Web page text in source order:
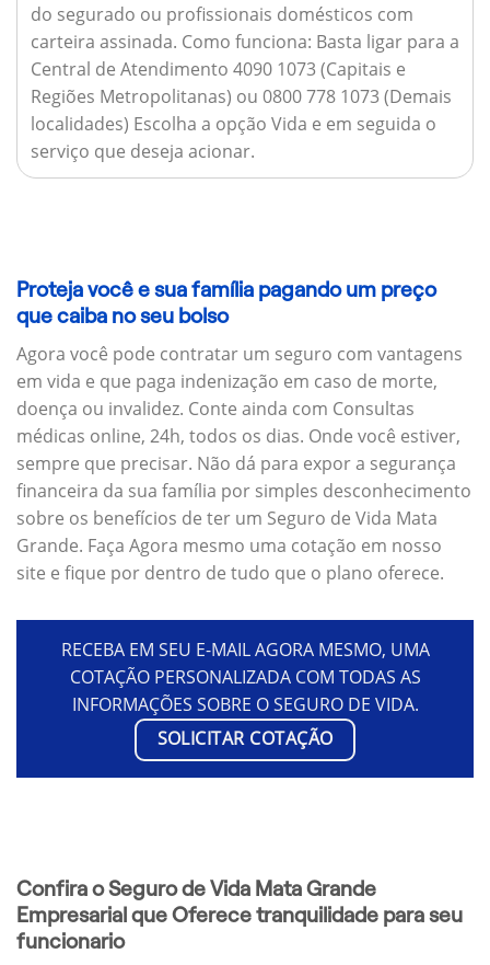
do segurado ou profissionais domésticos com
carteira assinada. Como funciona: Basta ligar para a
Central de Atendimento 4090 1073 (Capitais e
Regiões Metropolitanas) ou 0800 778 1073 (Demais
localidades) Escolha a opção Vida e em seguida o
serviço que deseja acionar.
Proteja você e sua família pagando um preço
que caiba no seu bolso
Agora você pode contratar um seguro com vantagens
em vida e que paga indenização em caso de morte,
doença ou invalidez. Conte ainda com Consultas
médicas online, 24h, todos os dias. Onde você estiver,
sempre que precisar. Não dá para expor a segurança
financeira da sua família por simples desconhecimento
sobre os benefícios de ter um Seguro de Vida Mata
Grande. Faça Agora mesmo uma cotação em nosso
site e fique por dentro de tudo que o plano oferece.
RECEBA EM SEU E-MAIL AGORA MESMO, UMA
COTAÇÃO PERSONALIZADA COM TODAS AS
INFORMAÇÕES SOBRE O SEGURO DE VIDA.
SOLICITAR COTAÇÃO
Confira o Seguro de Vida Mata Grande
Empresarial que Oferece tranquilidade para seu
funcionario